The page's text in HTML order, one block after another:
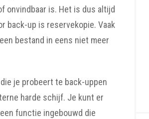
onvindbaar is. Het is dus altijd
back-up is reservekopie. Vaak
bestand in eens niet meer
je probeert te back-uppen
harde schijf. Je kunt er
functie ingebouwd die